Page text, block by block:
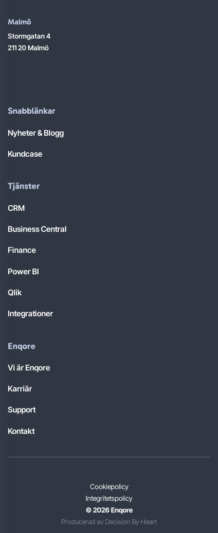
Malmö
Stormgatan 4
211 20 Malmö
Snabblänkar
Nyheter & Blogg
Kundcase
Tjänster
CRM
Business Central
Finance
Power BI
Qlik
Integrationer
Enqore
Vi är Enqore
Karriär
Support
Kontakt
© 2026 Enqore
Producerad av Decision By Heart
Cookiepolicy
Integritetspolicy